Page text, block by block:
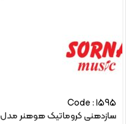
Code : 1595
سازدهنی کروماتیک هوهنر مدل Toots’ Mellow Tone کلید C